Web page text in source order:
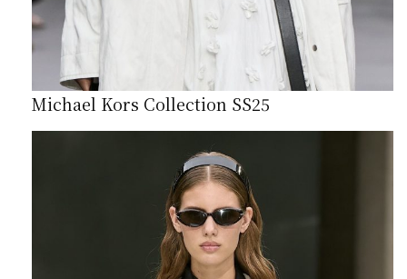
Michael Kors Collection SS25